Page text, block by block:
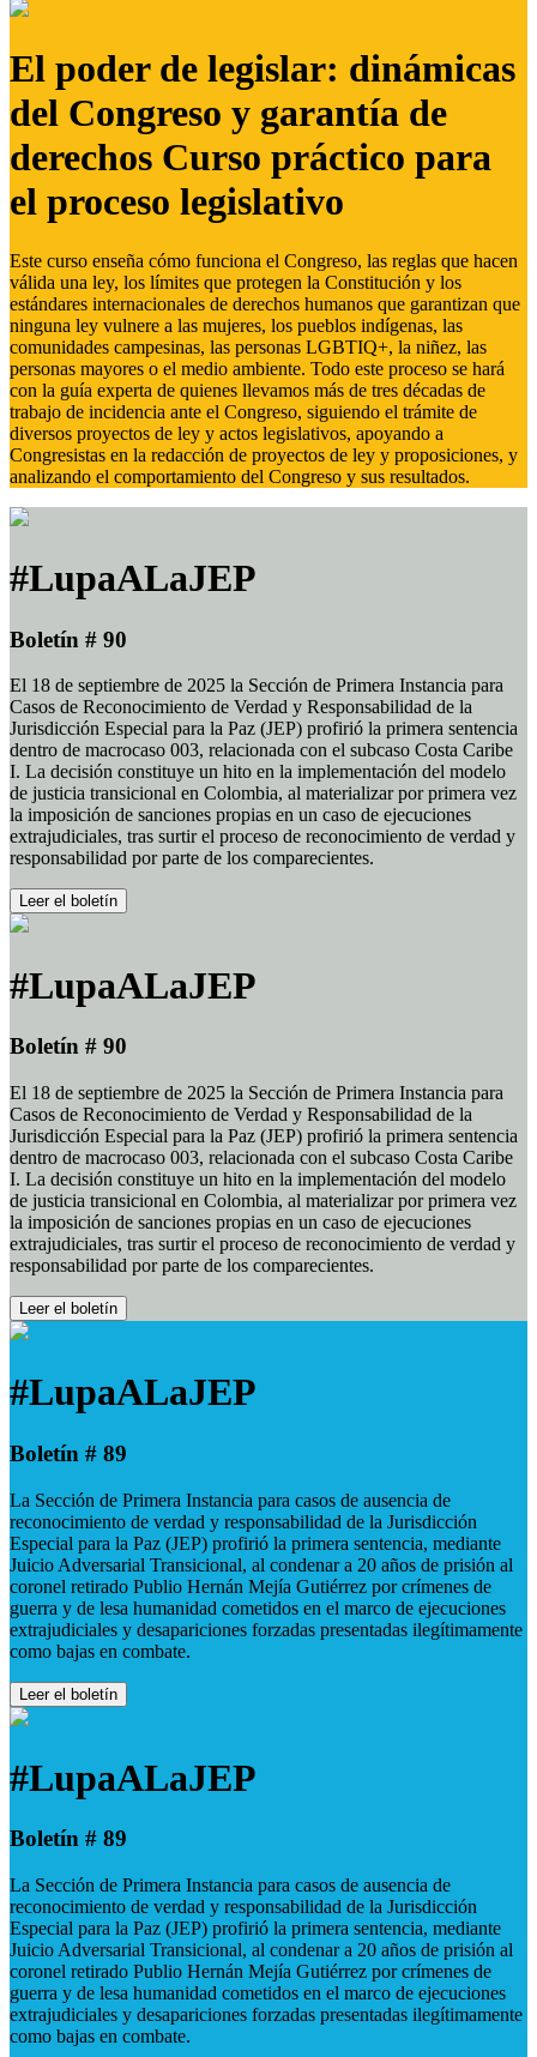
El poder de legislar: dinámicas
del Congreso y garantía de
derechos Curso práctico para
el proceso legislativo
Este curso enseña cómo funciona el Congreso, las reglas que hacen
válida una ley, los límites que protegen la Constitución y los
estándares internacionales de derechos humanos que garantizan que
ninguna ley vulnere a las mujeres, los pueblos indígenas, las
comunidades campesinas, las personas LGBTIQ+, la niñez, las
personas mayores o el medio ambiente. Todo este proceso se hará
con la guía experta de quienes llevamos más de tres décadas de
trabajo de incidencia ante el Congreso, siguiendo el trámite de
diversos proyectos de ley y actos legislativos, apoyando a
Congresistas en la redacción de proyectos de ley y proposiciones, y
analizando el comportamiento del Congreso y sus resultados.
#LupaALaJEP
Boletín # 90
El 18 de septiembre de 2025 la Sección de Primera Instancia para
Casos de Reconocimiento de Verdad y Responsabilidad de la
Jurisdicción Especial para la Paz (JEP) profirió la primera sentencia
dentro de macrocaso 003, relacionada con el subcaso Costa Caribe
I. La decisión constituye un hito en la implementación del modelo
de justicia transicional en Colombia, al materializar por primera vez
la imposición de sanciones propias en un caso de ejecuciones
extrajudiciales, tras surtir el proceso de reconocimiento de verdad y
responsabilidad por parte de los comparecientes.
Leer el boletín
#LupaALaJEP
Boletín # 90
El 18 de septiembre de 2025 la Sección de Primera Instancia para
Casos de Reconocimiento de Verdad y Responsabilidad de la
Jurisdicción Especial para la Paz (JEP) profirió la primera sentencia
dentro de macrocaso 003, relacionada con el subcaso Costa Caribe
I. La decisión constituye un hito en la implementación del modelo
de justicia transicional en Colombia, al materializar por primera vez
la imposición de sanciones propias en un caso de ejecuciones
extrajudiciales, tras surtir el proceso de reconocimiento de verdad y
responsabilidad por parte de los comparecientes.
Leer el boletín
#LupaALaJEP
Boletín # 89
La Sección de Primera Instancia para casos de ausencia de
reconocimiento de verdad y responsabilidad de la Jurisdicción
Especial para la Paz (JEP) profirió la primera sentencia, mediante
Juicio Adversarial Transicional, al condenar a 20 años de prisión al
coronel retirado Publio Hernán Mejía Gutiérrez por crímenes de
guerra y de lesa humanidad cometidos en el marco de ejecuciones
extrajudiciales y desapariciones forzadas presentadas ilegítimamente
como bajas en combate.
Leer el boletín
#LupaALaJEP
Boletín # 89
La Sección de Primera Instancia para casos de ausencia de
reconocimiento de verdad y responsabilidad de la Jurisdicción
Especial para la Paz (JEP) profirió la primera sentencia, mediante
Juicio Adversarial Transicional, al condenar a 20 años de prisión al
coronel retirado Publio Hernán Mejía Gutiérrez por crímenes de
guerra y de lesa humanidad cometidos en el marco de ejecuciones
extrajudiciales y desapariciones forzadas presentadas ilegítimamente
como bajas en combate.